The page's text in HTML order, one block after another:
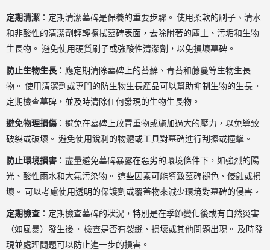
定期清潔 ：定期清潔墓碑是保養的重要步驟。 使用柔軟的刷子、清水
和非酸性的清潔劑輕輕擦拭墓碑表面，去除附著的塵土、污垢和生物
生長物。 避免使用硬質刷子或強酸性清潔劑，以免損壞墓碑。
防止生物生長 ：應定期清除墓碑上的苔蘚、青苔和藤蔓等生物生長
物。 使用清潔劑或專門的防生物生長產品可以幫助抑制生物的生長。
定期檢查墓碑，並及時清除任何發現的生物生長物。
避免物理損傷 ：避免在墓碑上放置重物或施加過大的壓力，以免導致
破裂或破壞。 避免使用銳利的物體或工具對墓碑進行刮擦或撞擊。
防止環境損害 ：盡量避免墓碑暴露在惡劣的環境條件下，如強烈的陽
光、酸性雨水和大氣污染物。 這些因素可能導致墓碑褪色、侵蝕或損
壞。 可以考慮使用透明的保護劑或覆蓋物來減少環境對墓碑的侵害。
定期檢查 ：定期檢查墓碑的狀況，特別是在季節變化後或有自然災害
（如風暴）發生後。 檢查是否有裂縫、損壞或其他問題出現。 及時發
現並處理問題可以防止進一步的損害。